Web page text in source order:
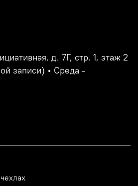
д. 7Г, стр. 1, этаж 2
записи) • Среда -